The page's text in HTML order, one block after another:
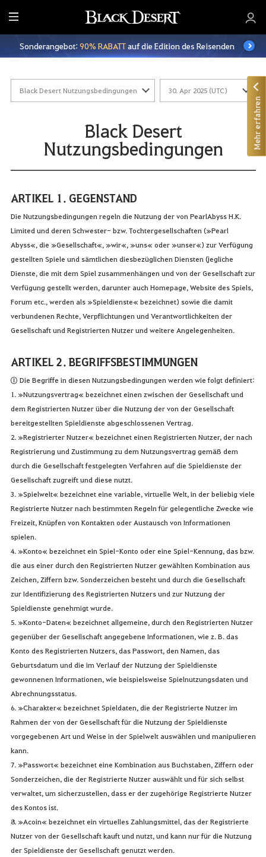
A
l
l Sonderangebot:90% RABATTauf die Edition des Reisenden
Black Desert
Nutzungsbedingungen
ARTIKEL 1. GEGENSTAND
Die Nutzungsbedingungen regeln die Nutzung der von PearlAbyss H.K.
Limited und deren Schwester- bzw. Tochtergesellschaften (»Pearl
Abyss«, die »Gesellschaft«, »wir«, »uns« oder »unser«) zur Verfügung
gestellten Spiele und sämtlichen diesbezüglichen Diensten (jegliche
Dienste, die mit dem Spiel zusammenhängen und von der Gesellschaft zur
Verfügung gestellt werden, darunter auch Homepage, Website des Spiels,
Forum etc., werden als »Spieldienste« bezeichnet) sowie die damit
verbundenen Rechte, Verpflichtungen und Verantwortlichkeiten der
Gesellschaft und Registrierten Nutzer und weitere Angelegenheiten.
ARTIKEL 2. BEGRIFFSBESTIMMUNGEN
① Die Begriffe in diesen Nutzungsbedingungen werden wie folgt definiert:
1. »Nutzungsvertrag« bezeichnet einen zwischen der Gesellschaft und
dem Registrierten Nutzer über die Nutzung der von der Gesellschaft
bereitgestellten Spieldienste abgeschlossenen Vertrag.
2. »Registrierter Nutzer« bezeichnet einen Registrierten Nutzer, der nach
Registrierung und Zustimmung zu dem Nutzungsvertrag gemäß dem
durch die Gesellschaft festgelegten Verfahren auf die Spieldienste der
Gesellschaft zugreift und diese nutzt.
3. »Spielwelt« bezeichnet eine variable, virtuelle Welt, in der beliebig viele
Registrierte Nutzer nach bestimmten Regeln für gelegentliche Zwecke wie
Freizeit, Knüpfen von Kontakten oder Austausch von Informationen
spielen.
4. »Konto« bezeichnet ein Spiel-Konto oder eine Spiel-Kennung, das bzw.
die aus einer durch den Registrierten Nutzer gewählten Kombination aus
Zeichen, Ziffern bzw. Sonderzeichen besteht und durch die Gesellschaft
zur Identifizierung des Registrierten Nutzers und zur Nutzung der
Spieldienste genehmigt wurde.
5. »Konto-Daten« bezeichnet allgemeine, durch den Registrierten Nutzer
gegenüber der Gesellschaft angegebene Informationen, wie z. B. das
Konto des Registrierten Nutzers, das Passwort, den Namen, das
Geburtsdatum und die im Verlauf der Nutzung der Spieldienste
gewonnenen Informationen, wie beispielsweise Spielnutzungsdaten und
Abrechnungsstatus.
6. »Charakter« bezeichnet Spieldaten, die der Registrierte Nutzer im
Rahmen der von der Gesellschaft für die Nutzung der Spieldienste
vorgegebenen Art und Weise in der Spielwelt auswählen und manipulieren
kann.
7. »Passwort« bezeichnet eine Kombination aus Buchstaben, Ziffern oder
Sonderzeichen, die der Registrierte Nutzer auswählt und für sich selbst
verwaltet, um sicherzustellen, dass er der zugehörige Registrierte Nutzer
des Kontos ist.
8. »Acoin« bezeichnet ein virtuelles Zahlungsmittel, das der Registrierte
Nutzer von der Gesellschaft kauft und nutzt, und kann nur für die Nutzung
der Spieldienste der Gesellschaft genutzt werden.
Mehr erfahren